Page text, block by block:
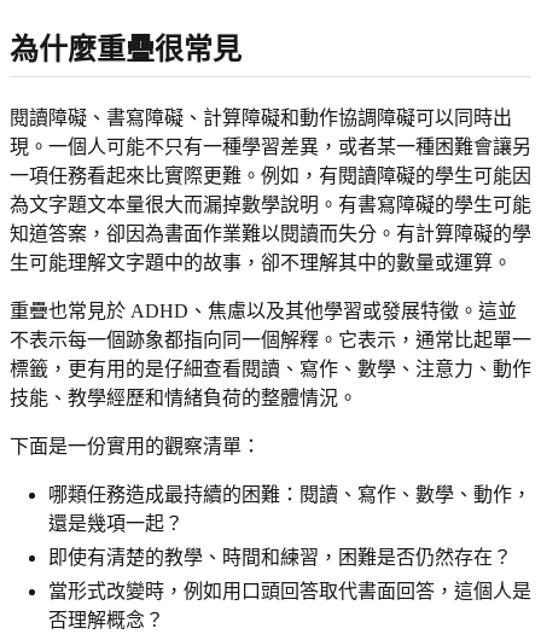
為什麼重疊很常見
閱讀障礙、書寫障礙、計算障礙和動作協調障礙可以同時出
現。一個人可能不只有一種學習差異，或者某一種困難會讓另
一項任務看起來比實際更難。例如，有閱讀障礙的學生可能因
為文字題文本量很大而漏掉數學說明。有書寫障礙的學生可能
知道答案，卻因為書面作業難以閱讀而失分。有計算障礙的學
生可能理解文字題中的故事，卻不理解其中的數量或運算。
重疊也常見於 ADHD、焦慮以及其他學習或發展特徵。這並
不表示每一個跡象都指向同一個解釋。它表示，通常比起單一
標籤，更有用的是仔細查看閱讀、寫作、數學、注意力、動作
技能、教學經歷和情緒負荷的整體情況。
下面是一份實用的觀察清單：
哪類任務造成最持續的困難：閱讀、寫作、數學、動作，
還是幾項一起？
即使有清楚的教學、時間和練習，困難是否仍然存在？
當形式改變時，例如用口頭回答取代書面回答，這個人是
否理解概念？